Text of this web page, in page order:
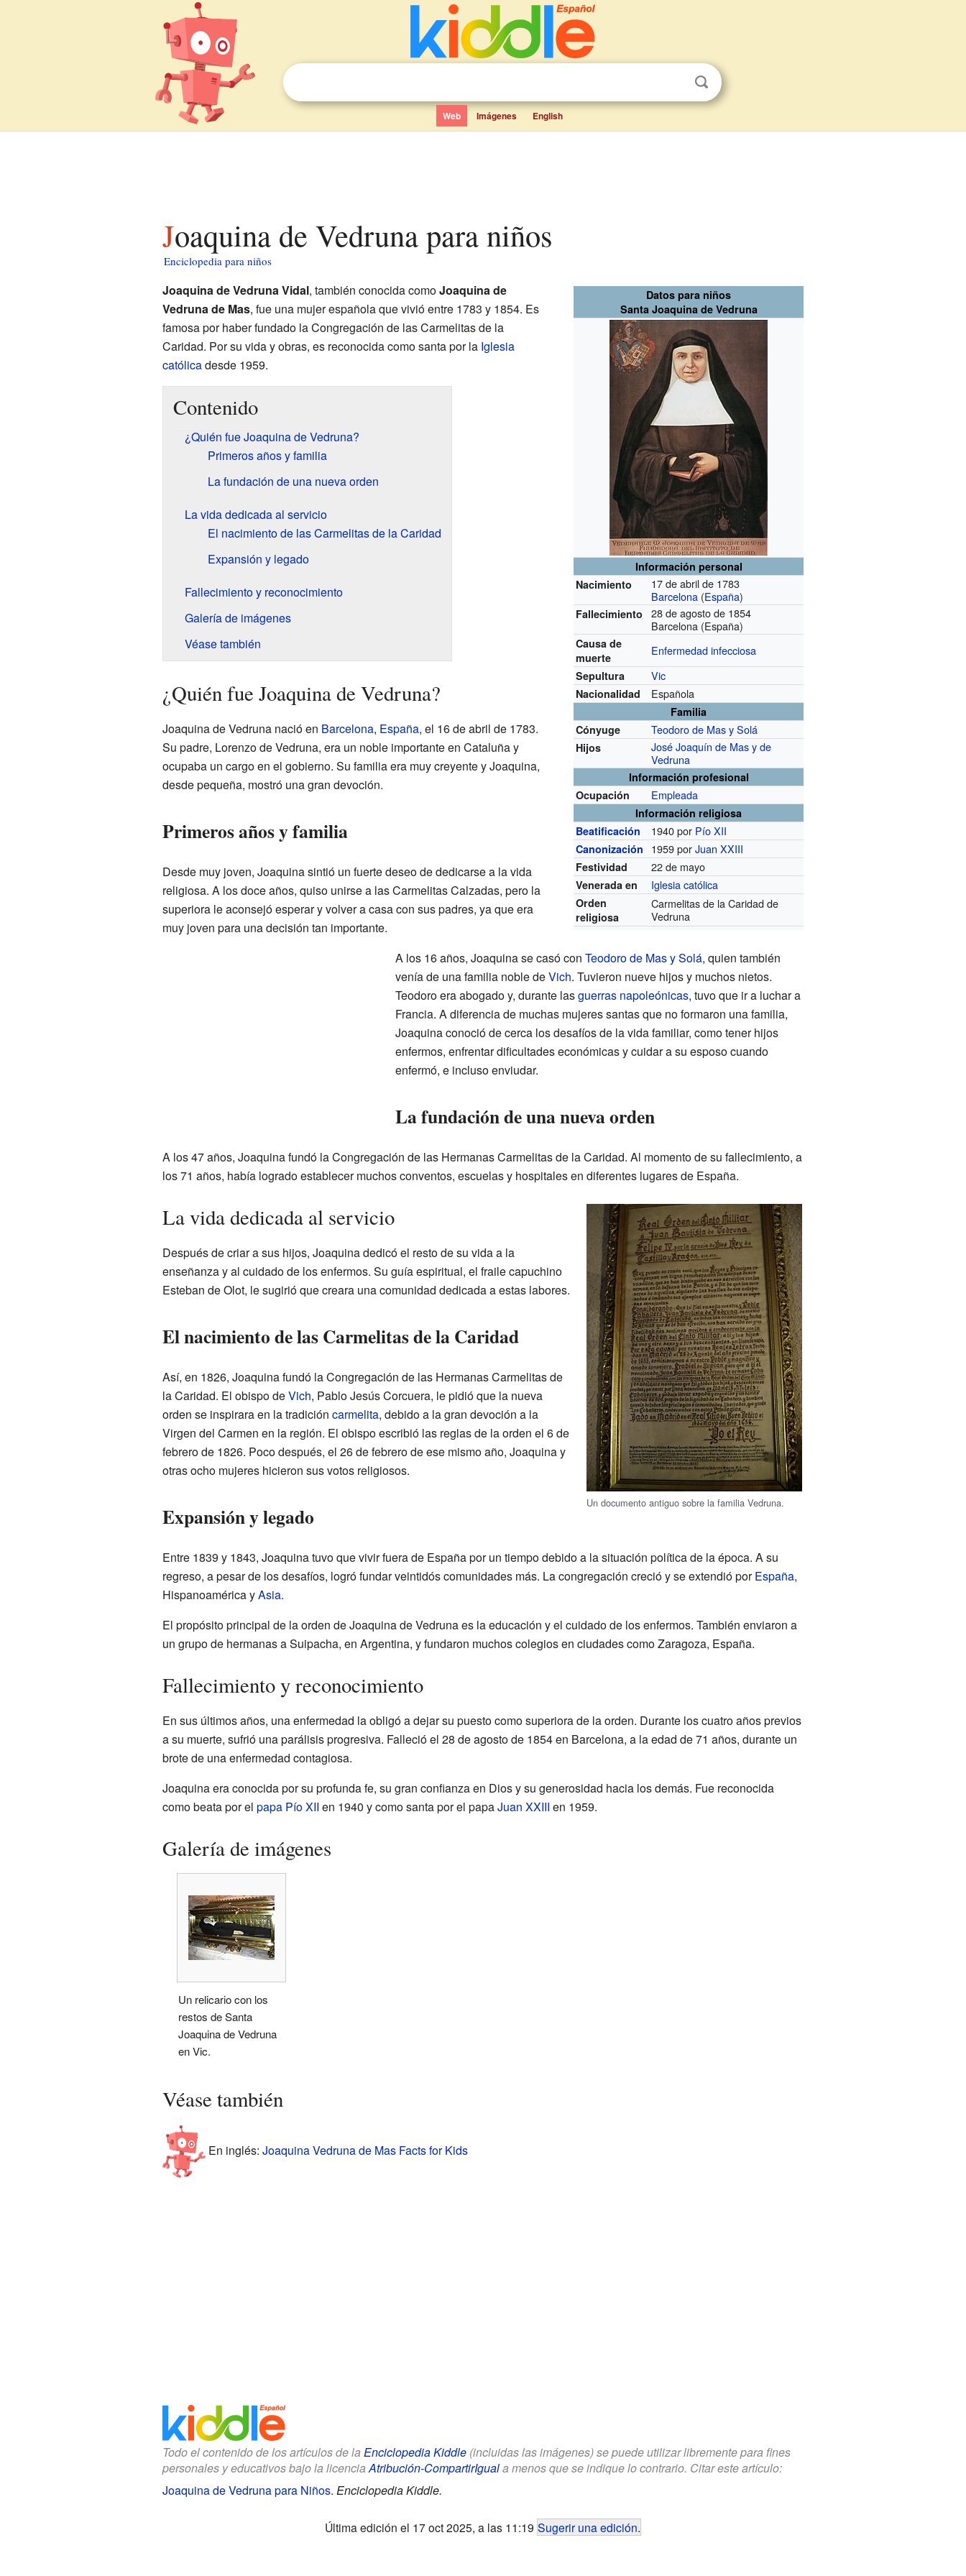
Web Imágenes English
Joaquina de Vedruna para niños
Enciclopedia para niños
Datos para niños
Santa Joaquina de Vedruna
Información personal
Nacimiento
17 de abril de 1783
Barcelona (España)
Fallecimiento
28 de agosto de 1854
Barcelona (España)
Causa de
muerte
Enfermedad infecciosa
Sepultura Vic
Nacionalidad Española
Familia
Cónyuge
Teodoro de Mas y Solá
Hijos
José Joaquín de Mas y de
Vedruna
Información profesional
Ocupación
Empleada
Información religiosa
Beatificación
1940 por Pío XII
Canonización 1959 porJuan XXIII
Festividad 22 de mayo
Venerada en Iglesia católica
Orden
religiosa
Carmelitas de la Caridad de
Vedruna
Joaquina de Vedruna Vidal, también conocida comoJoaquina de
Vedruna de Mas, fue una mujer española que vivió entre 1783 y 1854. Es
famosa por haber fundado la Congregación de las Carmelitas de la
Caridad. Por su vida y obras, es reconocida como santa por la Iglesia
católicadesde 1959.
Contenido
¿Quién fue Joaquina de Vedruna?
Primeros años y familia
La fundación de una nueva orden
La vida dedicada al servicio
El nacimiento de las Carmelitas de la Caridad
Expansión y legado
Fallecimiento y reconocimiento
Galería de imágenes
Véase también
¿Quién fue Joaquina de Vedruna?
Joaquina de Vedruna nació en Barcelona, España, el 16 de abril de 1783.
Su padre, Lorenzo de Vedruna, era un noble importante en Cataluña y
ocupaba un cargo en el gobierno. Su familia era muy creyente y Joaquina,
desde pequeña, mostró una gran devoción.
Primeros años y familia
Desde muy joven, Joaquina sintió un fuerte deseo de dedicarse a la vida
religiosa. A los doce años, quiso unirse a las Carmelitas Calzadas, pero la
superiora le aconsejó esperar y volver a casa con sus padres, ya que era
muy joven para una decisión tan importante.
A los 16 años, Joaquina se casó con Teodoro de Mas y Solá, quien también
venía de una familia noble deVich. Tuvieron nueve hijos y muchos nietos.
Teodoro era abogado y, durante lasguerras napoleónicas, tuvo que ir a luchar a
Francia. A diferencia de muchas mujeres santas que no formaron una familia,
Joaquina conoció de cerca los desafíos de la vida familiar, como tener hijos
enfermos, enfrentar dificultades económicas y cuidar a su esposo cuando
enfermó, e incluso enviudar.
La fundación de una nueva orden
A los 47 años, Joaquina fundó la Congregación de las Hermanas Carmelitas de la Caridad. Al momento de su fallecimiento, a
los 71 años, había logrado establecer muchos conventos, escuelas y hospitales en diferentes lugares de España.
Un documento antiguo sobre la familia Vedruna.
La vida dedicada al servicio
Después de criar a sus hijos, Joaquina dedicó el resto de su vida a la
enseñanza y al cuidado de los enfermos. Su guía espiritual, el fraile capuchino
Esteban de Olot, le sugirió que creara una comunidad dedicada a estas labores.
El nacimiento de las Carmelitas de la Caridad
Así, en 1826, Joaquina fundó la Congregación de las Hermanas Carmelitas de
la Caridad. El obispo deVich, Pablo Jesús Corcuera, le pidió que la nueva
orden se inspirara en la tradición carmelita, debido a la gran devoción a la
Virgen del Carmen en la región. El obispo escribió las reglas de la orden el 6 de
febrero de 1826. Poco después, el 26 de febrero de ese mismo año, Joaquina y
otras ocho mujeres hicieron sus votos religiosos.
Expansión y legado
Entre 1839 y 1843, Joaquina tuvo que vivir fuera de España por un tiempo debido a la situación política de la época. A su
regreso, a pesar de los desafíos, logró fundar veintidós comunidades más. La congregación creció y se extendió porEspaña,
Hispanoamérica yAsia.
El propósito principal de la orden de Joaquina de Vedruna es la educación y el cuidado de los enfermos. También enviaron a
un grupo de hermanas a Suipacha, en Argentina, y fundaron muchos colegios en ciudades como Zaragoza, España.
Fallecimiento y reconocimiento
En sus últimos años, una enfermedad la obligó a dejar su puesto como superiora de la orden. Durante los cuatro años previos
a su muerte, sufrió una parálisis progresiva. Falleció el 28 de agosto de 1854 en Barcelona, a la edad de 71 años, durante un
brote de una enfermedad contagiosa.
Joaquina era conocida por su profunda fe, su gran confianza en Dios y su generosidad hacia los demás. Fue reconocida
como beata por el papa Pío XII en 1940 y como santa por el papaJuan XXIII en 1959.
Galería de imágenes
Un relicario con los
restos de Santa
Joaquina de Vedruna
en Vic.
Véase también
En inglés: Joaquina Vedruna de Mas Facts for Kids
Todo el contenido de los artículos de la Enciclopedia Kiddle(incluidas las imágenes) se puede utilizar libremente para fines
personales y educativos bajo la licencia Atribución-CompartirIguala menos que se indique lo contrario. Citar este artículo:
Joaquina de Vedruna para Niños. Enciclopedia Kiddle.
Última edición el 17 oct 2025, a las 11:19 Sugerir una edición.